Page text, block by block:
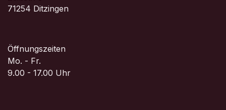
71254 Ditzingen
Öffnungszeiten
Mo. - Fr.
9.00 - 17.00 Uhr